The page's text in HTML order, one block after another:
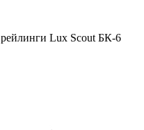
Lux Scout БК-6